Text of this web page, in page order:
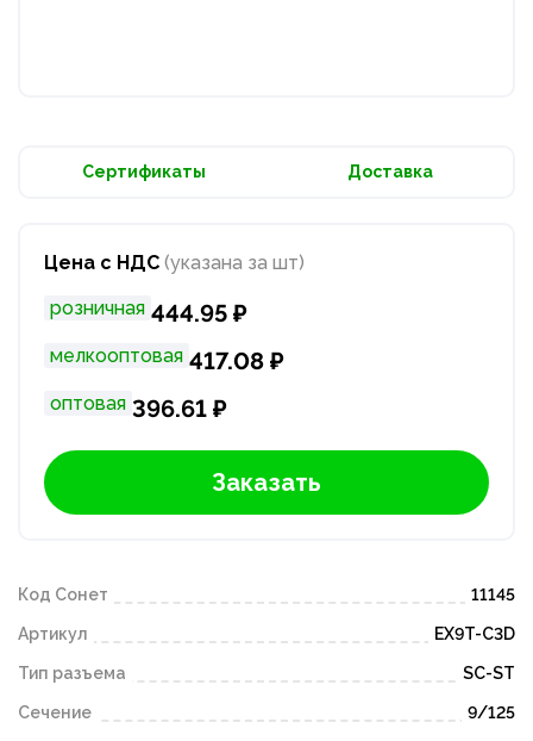
Сертификаты Доставка
Цена с НДС (указана за шт)
розничная 444.95 ₽
мелкооптовая 417.08 ₽
оптовая 396.61 ₽
Заказать
Код Сонет 11145
Артикул EX9T-C3D
Тип разъема SC-ST
Сечение 9/125